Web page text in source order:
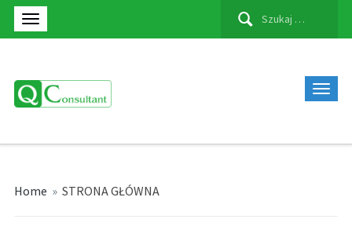
Szukaj:
Home » STRONA GŁÓWNA